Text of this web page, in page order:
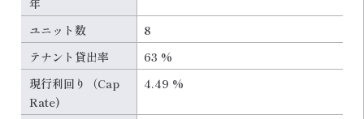
ユニット数
8
テナント貸出率
63 %
現行利回り（Cap
Rate)
4.49 %